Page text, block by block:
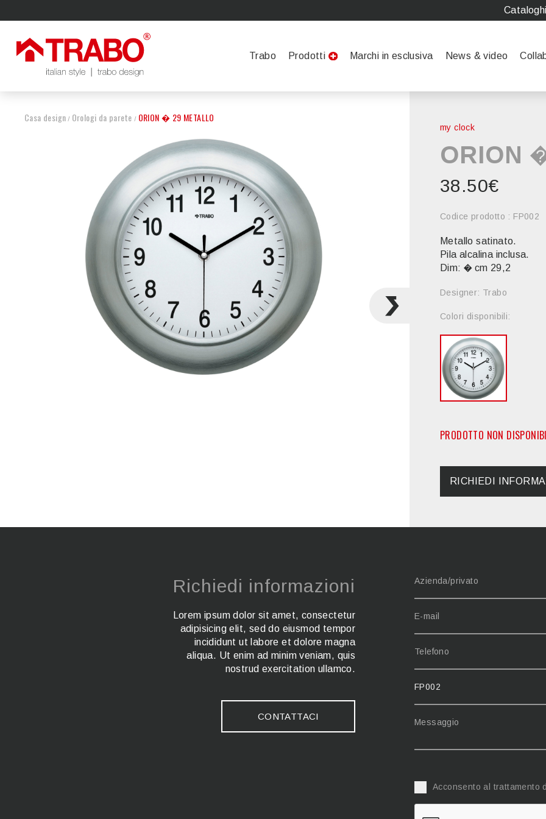
Cataloghi
Trabo Prodotti Marchi in esclusiva News & video
Casa design / Orologi da parete / ORION � 29 METALLO
my clock
ORION
38.50€
Codice prodotto : FP002
Metallo satinato.
Pila alcalina inclusa.
Dim: � cm 29,2
Designer: Trabo
Colori disponibili:
PRODOTTO NON
RICHIEDI
Richiedi informazioni
Lorem ipsum dolor sit amet, consectetur
adipisicing elit, sed do eiusmod tempor
incididunt ut labore et dolore magna
aliqua. Ut enim ad minim veniam, quis
nostrud exercitation ullamco.
CONTATTACI
Acconsento al trattamento